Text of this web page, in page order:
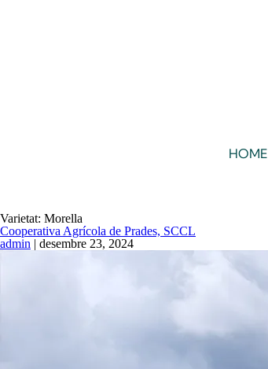
HOME
Varietat: Morella
Cooperativa Agrícola de Prades, SCCL
admin | desembre 23, 2024